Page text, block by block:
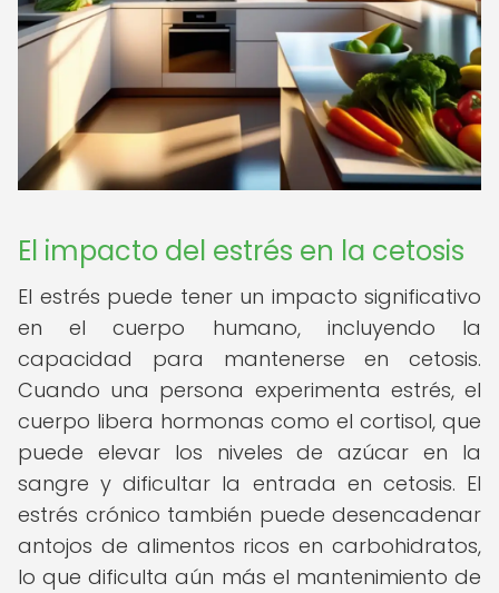
El impacto del estrés en la cetosis
El estrés puede tener un impacto significativo
en el cuerpo humano, incluyendo la
capacidad para mantenerse en cetosis.
Cuando una persona experimenta estrés, el
cuerpo libera hormonas como el cortisol, que
puede elevar los niveles de azúcar en la
sangre y dificultar la entrada en cetosis. El
estrés crónico también puede desencadenar
antojos de alimentos ricos en carbohidratos,
lo que dificulta aún más el mantenimiento de